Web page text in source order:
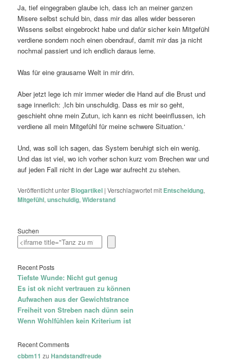
Ja, tief eingegraben glaube ich, dass ich an meiner ganzen
Misere selbst schuld bin, dass mir das alles wider besseren
Wissens selbst eingebrockt habe und dafür sicher kein Mitgefühl
verdiene sondern noch einen obendrauf, damit mir das ja nicht
nochmal passiert und ich endlich daraus lerne.
Was für eine grausame Welt in mir drin.
Aber jetzt lege ich mir immer wieder die Hand auf die Brust und
sage innerlich: ‚Ich bin unschuldig. Dass es mir so geht,
geschieht ohne mein Zutun, ich kann es nicht beeinflussen, ich
verdiene all mein Mitgefühl für meine schwere Situation.‘
Und, was soll ich sagen, das System beruhigt sich ein wenig.
Und das ist viel, wo ich vorher schon kurz vom Brechen war und
auf jeden Fall nicht in der Lage war aufrecht zu stehen.
Veröffentlicht unter Blogartikel |Verschlagwortet mit Entscheidung,
Mitgefühl,unschuldig,Widerstand
Suchen
Recent Posts
Tiefste Wunde: Nicht gut genug
Es ist ok nicht vertrauen zu können
Aufwachen aus der Gewichtstrance
Freiheit von Streben nach dünn sein
Wenn Wohlfühlen kein Kriterium ist
Recent Comments
cbbm11 zuHandstandfreude